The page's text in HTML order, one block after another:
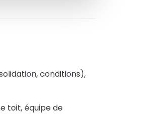
conditions),
toit, équipe de